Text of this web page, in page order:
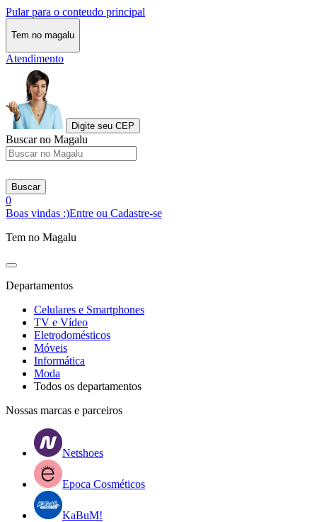
Pular para o conteudo principal
Tem no magalu
Atendimento
Digite seu CEP
Buscar no Magalu
Buscar
0
Boas vindas :)Entre ou Cadastre-se
Tem no Magalu
Departamentos
Celulares e Smartphones
TV e Vídeo
Eletrodomésticos
Móveis
Informática
Moda
Todos os departamentos
Nossas marcas e parceiros
Netshoes
Epoca Cosméticos
KaBuM!